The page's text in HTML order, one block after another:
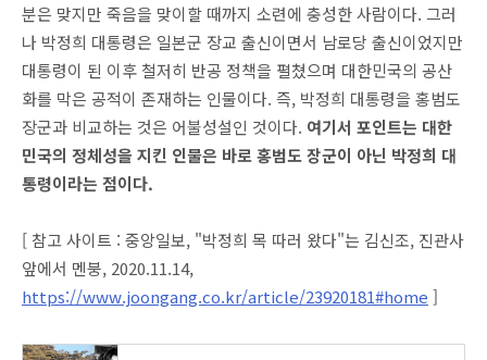
분은 맞지만 죽음을 맞이할 때까지 소련에 충성한 사람이다. 그러
나 박정희 대통령은 일본군 장교 출신이면서 남로당 출신이었지만
대통령이 된 이후 철저히 반공 정책을 펼쳤으며 대한민국의 공산
화를 막은 공적이 존재하는 인물이다. 즉, 박정희 대통령을 홍범도
장군과 비교하는 것은 어불성설인 것이다. 여기서 포인트는 대한
민국의 정체성을 지킨 인물은 바로 홍범도 장군이 아닌 박정희 대
통령이라는 점이다.
[ 참고 사이트 : 중앙일보, "박정희 목 따러 왔다"는 김신조, 진관사
앞에서 멘붕, 2020.11.14,
https://www.joongang.co.kr/article/23920181#home ]